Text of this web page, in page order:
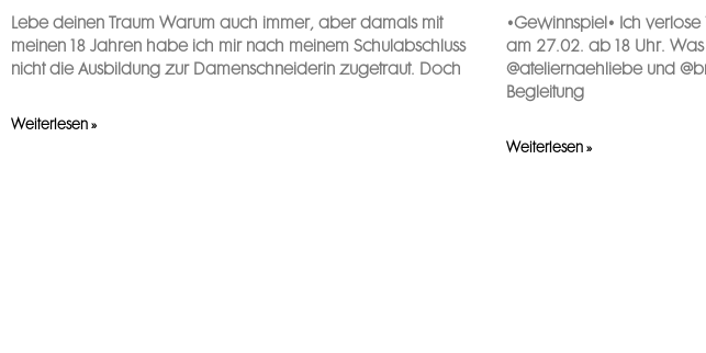
Lebe deinen Traum Warum auch immer, aber damals mit
meinen 18 Jahren habe ich mir nach meinem Schulabschluss
nicht die Ausbildung zur Damenschneiderin zugetraut. Doch
Weiterlesen »
•Gewinnspiel• Ich
am 27.02. ab 18 Uhr. Was
@ateliernaehliebe und
Begleitung
Weiterlesen »